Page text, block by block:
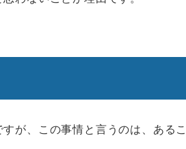
が、この事情と言うのは、あるこ